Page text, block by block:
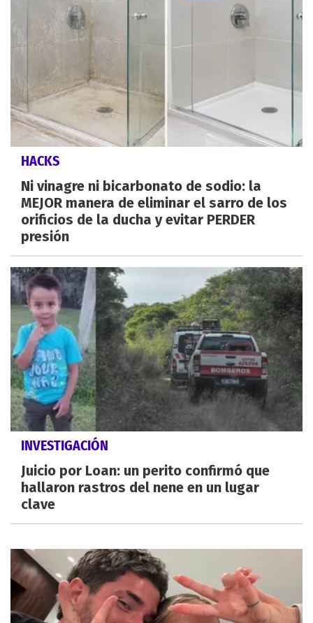
HACKS
Ni vinagre ni bicarbonato de sodio: la
MEJOR manera de eliminar el sarro de los
orificios de la ducha y evitar PERDER
presión
INVESTIGACIÓN
Juicio por Loan: un perito confirmó que
hallaron rastros del nene en un lugar
clave